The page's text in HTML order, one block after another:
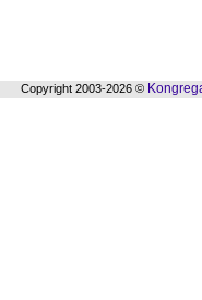
Copyright 2003-2026 ©